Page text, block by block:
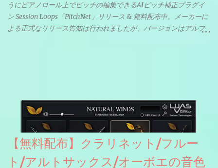
うにピアノロール上でピッチの編集できるAIピッチ補正プラグイ
ン Session Loops「PitchNet」リリース & 無料配布中。メーカーに
よる正式なリリース告知は行われましたが、バージョンはアルフ
ソースを元に設計・改良した製品のようです。
【無料配布】クラリネット/フルー
ト/アルトサックス/オーボエの音色